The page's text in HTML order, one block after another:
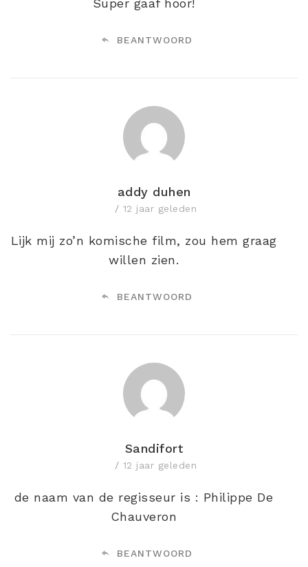
Super gaaf hoor!
BEANTWOORD
addy duhen
12 jaar geleden
Lijk mij zo’n komische film, zou hem graag
willen zien.
BEANTWOORD
Sandifort
12 jaar geleden
de naam van de regisseur is : Philippe De
Chauveron
BEANTWOORD